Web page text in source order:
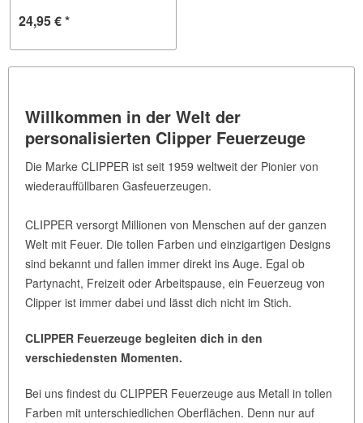
24,95 € *
Willkommen in der Welt der
personalisierten Clipper Feuerzeuge
Die Marke CLIPPER ist seit 1959 weltweit der Pionier von
wiederauffüllbaren Gasfeuerzeugen.
CLIPPER versorgt Millionen von Menschen auf der ganzen
Welt mit Feuer. Die tollen Farben und einzigartigen Designs
sind bekannt und fallen immer direkt ins Auge. Egal ob
Partynacht, Freizeit oder Arbeitspause, ein Feuerzeug von
Clipper ist immer dabei und lässt dich nicht im Stich.
CLIPPER Feuerzeuge begleiten dich in den
verschiedensten Momenten.
Bei uns findest du CLIPPER Feuerzeuge aus Metall in tollen
Farben mit unterschiedlichen Oberflächen. Denn nur auf